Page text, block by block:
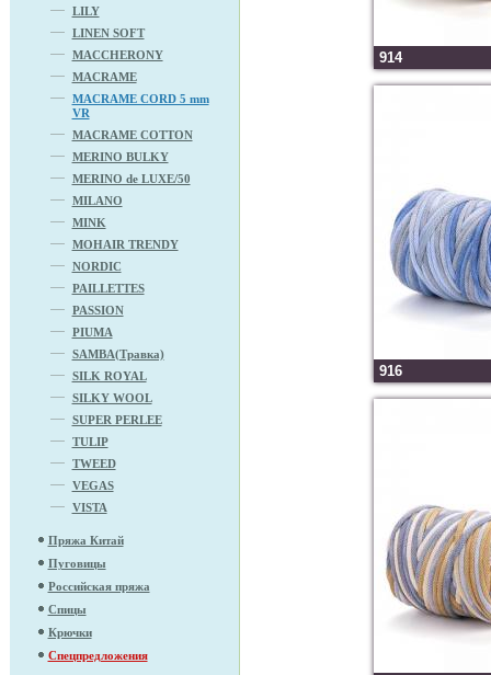
LILY
LINEN SOFT
MACCHERONY
MACRAME
MACRAME CORD 5 mm
VR
MACRAME COTTON
MERINO BULKY
MERINO de LUXE/50
MILANO
MINK
MOHAIR TRENDY
NORDIC
PAILLETTES
PASSION
PIUMA
SAMBA(Травка)
SILK ROYAL
SILKY WOOL
SUPER PERLEE
TULIP
TWEED
VEGAS
VISTA
Пряжа Китай
Пуговицы
Российская пряжа
Спицы
Крючки
Спецпредложения
914
916